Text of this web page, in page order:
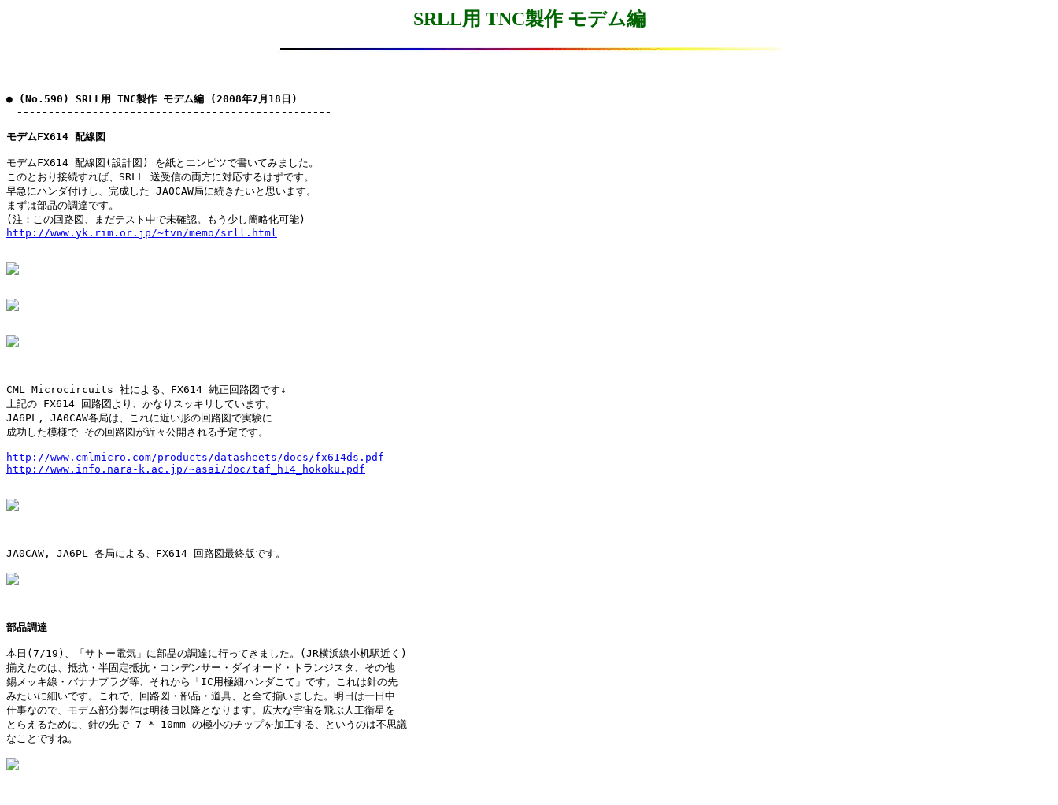
SRLL用 TNC製作 モデム編
● (No.590) SRLL用 TNC製作 モデム編 (2008年7月18日)
--------------------------------------------------
モデムFX614 配線図
モデムFX614 配線図(設計図) を紙とエンピツで書いてみました。
このとおり接続すれば、SRLL 送受信の両方に対応するはずです。
早急にハンダ付けし、完成した JA0CAW局に続きたいと思います。
まずは部品の調達です。
http://www.yk.rim.or.jp/~tvn/memo/srll.html
CML Microcircuits 社による、FX614 純正回路図です↓
上記の FX614 回路図より、かなりスッキリしています。
JA6PL, JA0CAW各局は、これに近い形の回路図で実験に
成功した模様で その回路図が近々公開される予定です。
http://www.cmlmicro.com/products/datasheets/docs/fx614ds.pdf
http://www.info.nara-k.ac.jp/~asai/doc/taf_h14_hokoku.pdf
JA0CAW, JA6PL 各局による、FX614 回路図最終版です。
部品調達
本日(7/19)、「サトー電気」に部品の調達に行ってきました。(JR横浜線小机駅近く)
揃えたのは、抵抗・半固定抵抗・コンデンサー・ダイオード・トランジスタ、その他
錫メッキ線・バナナプラグ等、それから「IC用極細ハンダこて」です。これは針の先
みたいに細いです。これで、回路図・部品・道具、と全て揃いました。明日は一日中
仕事なので、モデム部分製作は明後日以降となります。広大な宇宙を飛ぶ人工衛星を
とらえるために、針の先で 7 * 10mm の極小のチップを加工する、というのは不思議
なことですね。